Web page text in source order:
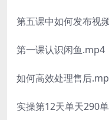
第五课中如何发布视
第一课认识闲鱼.mp4
如何高效处理售后
实操第12天单天290